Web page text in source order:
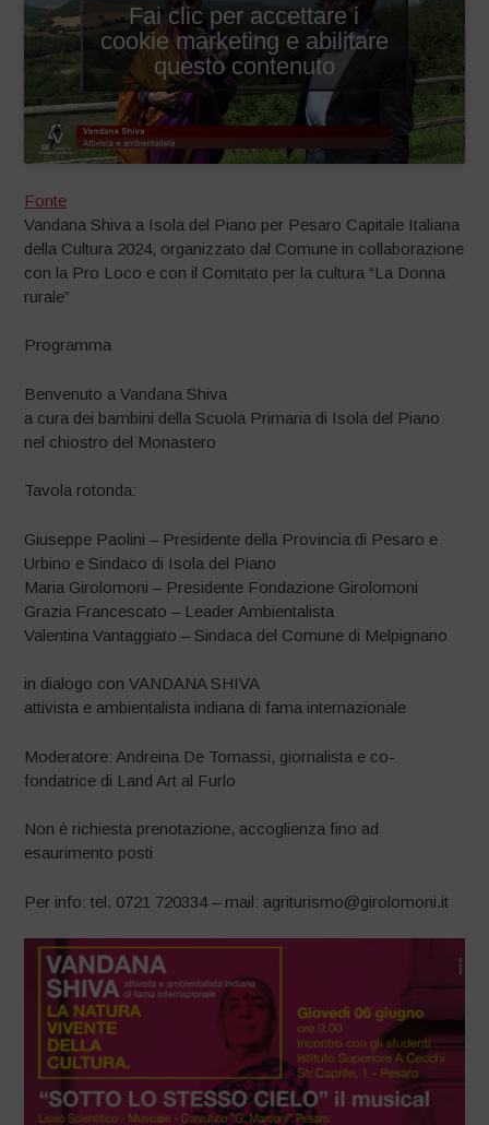
Fai clic per accettare i
cookie marketing e abilitare
questo contenuto
Fonte
Vandana Shiva a Isola del Piano per Pesaro Capitale Italiana
della Cultura 2024, organizzato dal Comune in collaborazione
con la Pro Loco e con il Comitato per la cultura “La Donna
rurale”
Programma
Benvenuto a Vandana Shiva
a cura dei bambini della Scuola Primaria di Isola del Piano
nel chiostro del Monastero
Tavola rotonda:
Giuseppe Paolini – Presidente della Provincia di Pesaro e
Urbino e Sindaco di Isola del Piano
Maria Girolomoni – Presidente Fondazione Girolomoni
Grazia Francescato – Leader Ambientalista
Valentina Vantaggiato – Sindaca del Comune di Melpignano
in dialogo con VANDANA SHIVA
attivista e ambientalista indiana di fama internazionale
Moderatore: Andreina De Tomassi, giornalista e co-
fondatrice di Land Art al Furlo
Non è richiesta prenotazione, accoglienza fino ad
esaurimento posti
Per info: tel. 0721 720334 – mail: agriturismo@girolomoni.it